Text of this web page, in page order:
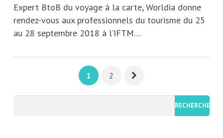
Expert BtoB du voyage à la carte, Worldia donne
rendez-vous aux professionnels du tourisme du 25
au 28 septembre 2018 à l’IFTM…
1 2